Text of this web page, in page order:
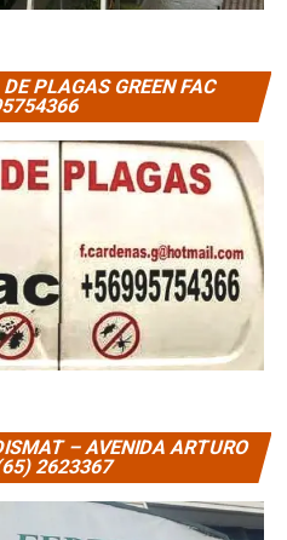
PLAGAS GREEN FAC
– AVENIDA ARTURO
2623367